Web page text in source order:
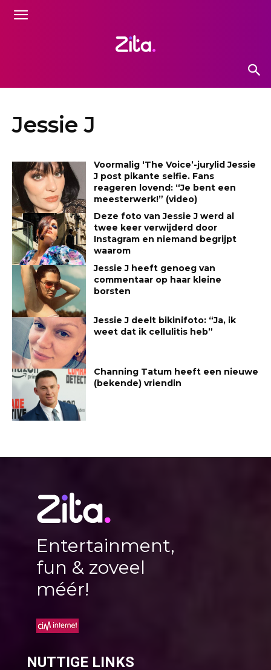
Jessie J
Voormalig ‘The Voice’-jurylid Jessie
J post pikante selfie. Fans
reageren lovend: “Je bent een
meesterwerk!” (video)
Deze foto van Jessie J werd al
twee keer verwijderd door
Instagram en niemand begrijpt
waarom
Jessie J heeft genoeg van
commentaar op haar kleine
borsten
Jessie J deelt bikinifoto: “Ja, ik
weet dat ik cellulitis heb”
Channing Tatum heeft een nieuwe
(bekende) vriendin
Entertainment,
fun & zoveel
méér!
NUTTIGE LINKS